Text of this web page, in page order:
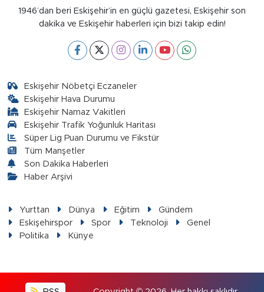
1946’dan beri Eskişehir’in en güçlü gazetesi, Eskişehir son
dakika ve Eskişehir haberleri için bizi takip edin!
Eskişehir Nöbetçi Eczaneler
Eskişehir Hava Durumu
Eskişehir Namaz Vakitleri
Eskişehir Trafik Yoğunluk Haritası
Süper Lig Puan Durumu ve Fikstür
Tüm Manşetler
Son Dakika Haberleri
Haber Arşivi
Yurttan Dünya Eğitim
Gündem
Eskişehirspor
Spor Teknoloji
Genel
Politika
Künye